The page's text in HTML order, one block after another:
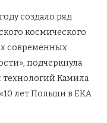
создало ряд
космического
современных
подчеркнула
технологий Камила
лет Польши в ЕКА